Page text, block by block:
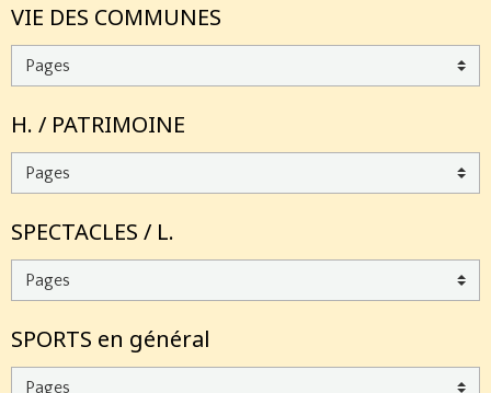
VIE DES COMMUNES
H. / PATRIMOINE
SPECTACLES / L.
SPORTS en général